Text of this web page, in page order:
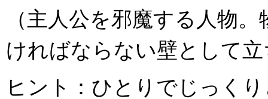
（主人公を邪魔する人物
ければならない壁として
ヒント：ひとりでじっく